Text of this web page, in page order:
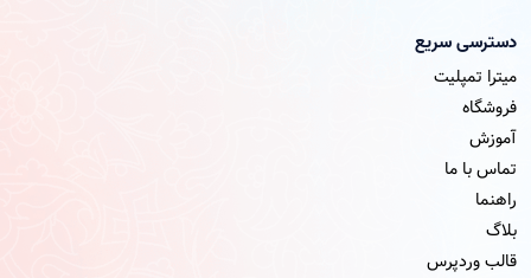
دسترسی سریع
میترا تمپلیت
فروشگاه
آموزش
تماس با ما
راهنما
بلاگ
قالب وردپرس